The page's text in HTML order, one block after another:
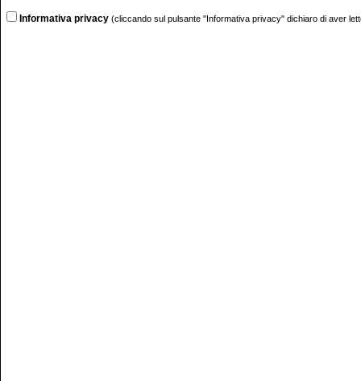
Informativa privacy (cliccando sul pulsante "Informativa privacy" dichiaro di aver